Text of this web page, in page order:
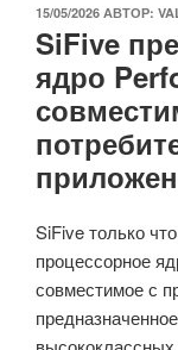
ОПУБЛИКОВАНО
15/05/2026 АВТОР:
SiFive
ядро
SiFive только
процессорное
совместимое с